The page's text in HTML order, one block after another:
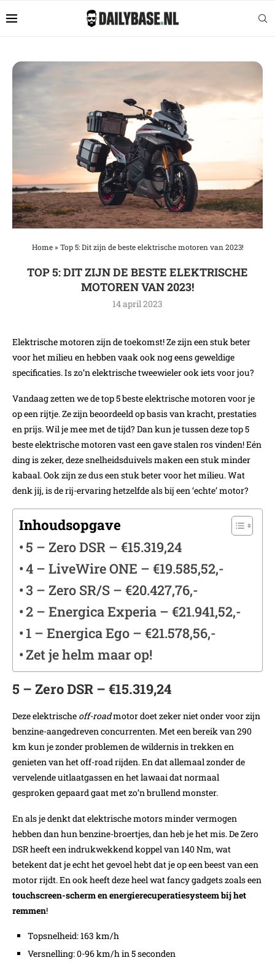
Home» Top 5: Dit zijn de beste elektrische motoren van 2023!
TOP 5: DIT ZIJN DE BESTE ELEKTRISCHE
MOTOREN VAN 2023!
14 april 2023
Elektrische motoren zijn de toekomst! Ze zijn een stuk beter
voor het milieu en hebben vaak ook nog eens geweldige
specificaties. Is zo’n elektrische tweewieler ook iets voor jou?
Vandaag zetten we de top 5 beste elektrische motoren voor je
op een rijtje. Ze zijn beoordeeld op basis van kracht, prestaties
en prijs. Wil je mee met de tijd? Dan kun je tussen deze top 5
beste elektrische motoren vast een gave stalen ros vinden! Eén
ding is zeker, deze snelheidsduivels maken een stuk minder
kabaal. Ook zijn ze dus een stuk beter voor het milieu. Wat
denk jij, is de rij-ervaring hetzelfde als bij een ‘echte’ motor?
Inhoudsopgave
5 – Zero DSR – €15.319,24
4 – LiveWire ONE – €19.585,52,-
3 – Zero SR/S – €20.427,76,-
2 – Energica Experia – €21.941,52,-
1 – Energica Ego – €21.578,56,-
Zet je helm maar op!
5 – Zero DSR – €15.319,24
Deze elektrische off-roadmotor doet zeker niet onder voor zijn
benzine-aangedreven concurrenten. Met een bereik van 290
km kun je zonder problemen de wildernis in trekken en
genieten van het off-road rijden. En dat allemaal zonder de
vervelende uitlaatgassen en het lawaai dat normaal
gesproken gepaard gaat met zo’n brullend monster.
En als je denkt dat elektrische motors minder vermogen
hebben dan hun benzine-broertjes, dan heb je het mis. De Zero
DSR heeft een indrukwekkend koppel van 140 Nm, wat
betekent dat je echt het gevoel hebt dat je op een beest van een
motor rijdt. En ook heeft deze heel wat fancy gadgets zoals een
touchscreen-scherm en energierecuperatiesysteem bij het
remmen!
Topsnelheid: 163 km/h
Versnelling: 0-96 km/h in 5 seconden